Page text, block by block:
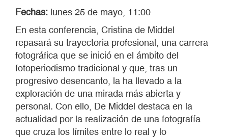
Fechas: lunes 25 de mayo, 11:00
En esta conferencia, Cristina de Middel
repasará su trayectoria profesional, una carrera
fotográfica que se inició en el ámbito del
fotoperiodismo tradicional y que, tras un
progresivo desencanto, la ha llevado a la
exploración de una mirada más abierta y
personal. Con ello, De Middel destaca en la
actualidad por la realización de una fotografía
que cruza los límites entre lo real y lo